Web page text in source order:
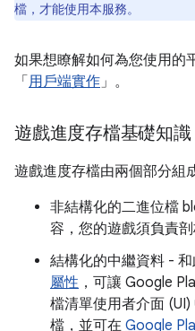
檔，才能使用本服務。
如果想瞭解如何為您使用的
「 用戶端實作」。
遊戲進度存檔基礎知識
遊戲進度存檔由兩個部分組
非結構化的二進位檔
容，您的遊戲須負責剖
結構化的中繼資料 -
屬性 ，可讓 Google
檔清單使用者介面
檔，並可在 Google